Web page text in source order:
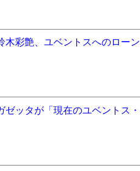
木彩艶、ユベントスへのロー
ゼッタが「現在のユベントス